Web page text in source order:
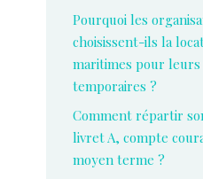
Pourquoi les
choisissent-ils la
maritimes pour
temporaires ?
Comment répartir
livret A, compte
moyen terme ?